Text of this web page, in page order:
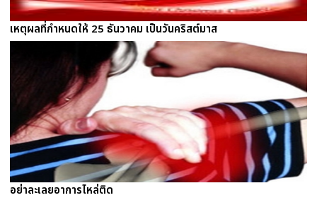
เหตุผลที่กำหนดให้ 25 ธันวาคม เป็นวันคริสต์มาส
อย่าละเลยอาการไหล่ติด